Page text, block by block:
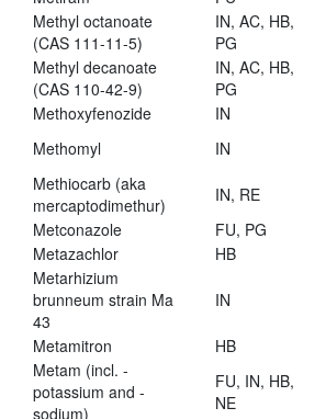
Methyl octanoate
(CAS 111-11-5)
IN, AC, HB,
PG
Methyl decanoate
(CAS 110-42-9)
IN, AC, HB,
PG
Methoxyfenozide
IN
Methomyl
IN
Methiocarb (aka
mercaptodimethur)
IN, RE
Metconazole
FU, PG
Metazachlor
HB
Metarhizium
brunneum strain Ma
43
IN
Metamitron HB
Metam (incl. -
potassium and -
sodium)
FU, IN, HB,
NE